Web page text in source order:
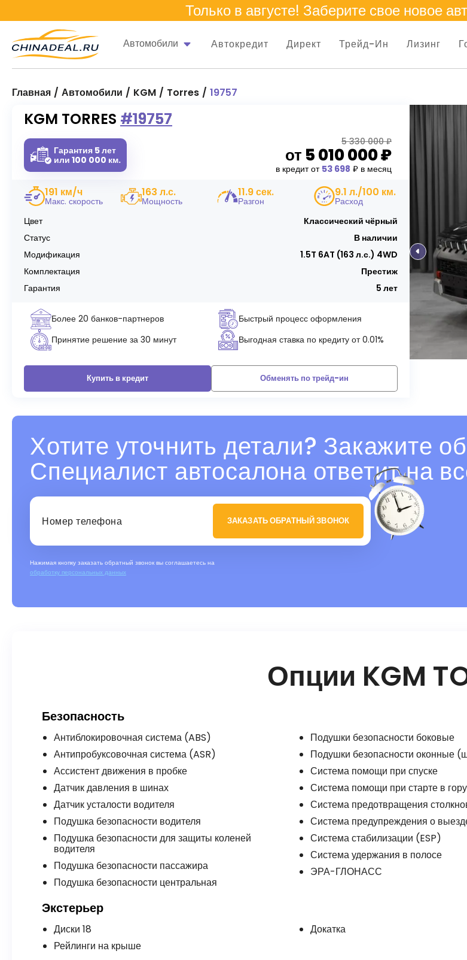
Только в августе! Заберите свое новое
Автомобили Автокредит Директ Трейд-Ин Лизинг
Главная Автомобили KGM Torres 19757
KGM TORRES #19757
Гарантия 5 лет
или 100 000 км.
5 330 000 ₽
от 5 010 000₽
в кредит от 53 698 ₽ в месяц
191 км/ч
Макс. скорость
163 л.с.
Мощность
11.9 сек.
Разгон
9.1 л./100 км.
Расход
Цвет
Классический чёрный
Статус
В наличии
Модификация
1.5T 6AT (163 л.с.) 4WD
Комплектация
Престиж
Гарантия
5 лет
Более 20 банков-партнеров
Быстрый процесс оформления
Принятие решение за 30 минут
Выгодная ставка по кредиту от 0.01%
Купить в кредит Обменять по трейд-ин
Хотите уточнить детали? Закажите
Специалист автосалона ответит на
ЗАКАЗАТЬ ОБРАТНЫЙ ЗВОНОК
Нажимая кнопку заказать обратный звонок вы соглашаетесь на
обработку персональных данных
Опции KGM
Безопасность
Антиблокировочная система (ABS)
Антипробуксовочная система (ASR)
Ассистент движения в пробке
Датчик давления в шинах
Датчик усталости водителя
Подушка безопасности водителя
Подушка безопасности для защиты коленей
водителя
Подушка безопасности пассажира
Подушка безопасности центральная
Подушки безопасности боковые
Подушки безопасности оконные
Система помощи при спуске
Система помощи при старте в
Система предотвращения
Система предупреждения о
Система стабилизации (ESP)
Система удержания в полосе
ЭРА-ГЛОНАСС
Экстерьер
Диски 18
Рейлинги на крыше
Докатка